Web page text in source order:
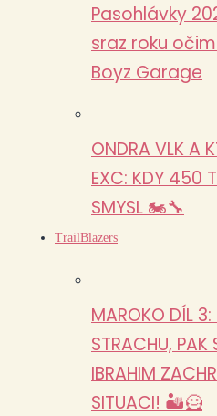
Pasohlávky
sraz roku
Boyz Garage
ONDRA VLK A
EXC: KDY 450
SMYSL 🏍️🔧
TrailBlazers
MAROKO DÍL
STRACHU, PAK
IBRAHIM
SITUACI! 🏜️🦸